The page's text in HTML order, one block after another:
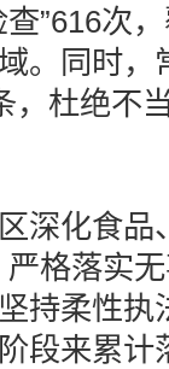
”616次
。同时，
，杜绝不
化食品
格落实
持柔性执
段来累计